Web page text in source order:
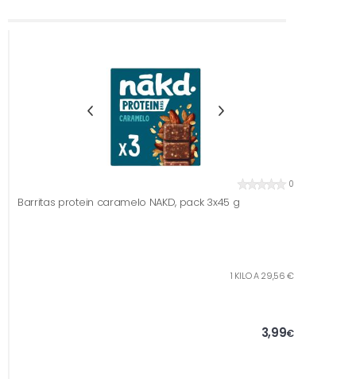
0
Barritas protein caramelo NAKD, pack 3x45 g
1 KILO A 29,56 €
3,99€